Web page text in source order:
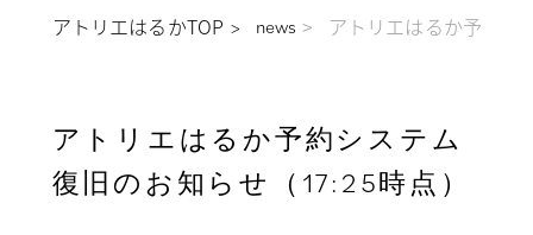
アトリエはるかTOP news アトリエはるか予約シ
アトリエはるか予約システム
復旧のお知らせ（17:25時点）